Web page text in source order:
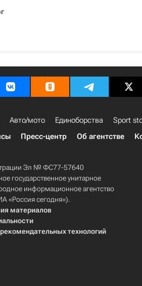
Авто/мото Единоборства Sport
Пресс-центр Об агентстве
Эл № ФС77-57640
государственное унитарное
информационное агентство
«Россия сегодня»).
материалов
технологий